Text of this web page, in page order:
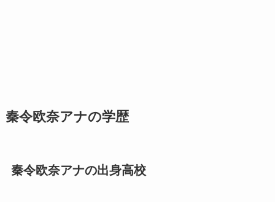
秦令欧奈アナの学歴
秦令欧奈アナの出身高校